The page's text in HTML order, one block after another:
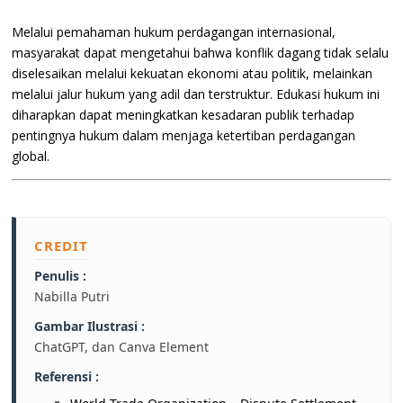
Melalui pemahaman hukum perdagangan internasional,
masyarakat dapat mengetahui bahwa konflik dagang tidak selalu
diselesaikan melalui kekuatan ekonomi atau politik, melainkan
melalui jalur hukum yang adil dan terstruktur. Edukasi hukum ini
diharapkan dapat meningkatkan kesadaran publik terhadap
pentingnya hukum dalam menjaga ketertiban perdagangan
global.
CREDIT
Penulis :
Nabilla Putri
Gambar Ilustrasi :
ChatGPT, dan Canva Element
Referensi :